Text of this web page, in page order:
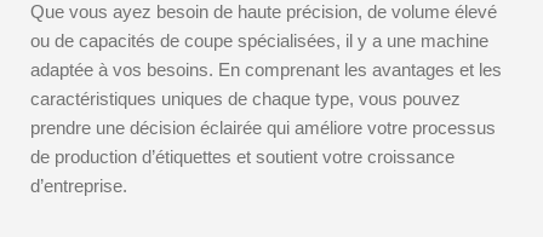
Que vous ayez besoin de haute précision, de volume élevé
ou de capacités de coupe spécialisées, il y a une machine
adaptée à vos besoins. En comprenant les avantages et les
caractéristiques uniques de chaque type, vous pouvez
prendre une décision éclairée qui améliore votre processus
de production d’étiquettes et soutient votre croissance
d’entreprise.